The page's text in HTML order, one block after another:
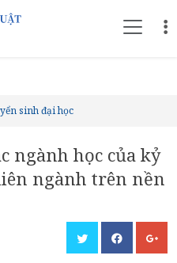
sinh đại học
ngành học của kỷ
ngành trên nền